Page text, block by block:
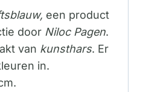
een product
door Niloc Pagen.
van kunsthars. Er
in.